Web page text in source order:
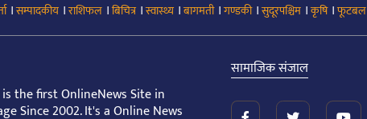
।सम्पादकीय ।राशिफल ।बिचित्र।स्वास्थ्य ।बागमती।गण्डकी।सुदूरपश्चिम ।कृषि।फूटबल
is the first OnlineNews Site in
Since 2002. It's a Online News
सामाजिक संजाल